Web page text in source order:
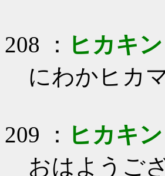
208 ： ヒカキン
にわかヒカ
209 ： ヒカキン
おはようご